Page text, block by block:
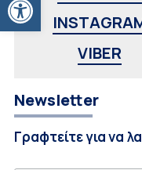
VIBER
Newsletter
Γραφτείτε για να